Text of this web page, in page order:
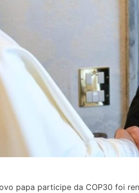
papa participe da COP30 foi